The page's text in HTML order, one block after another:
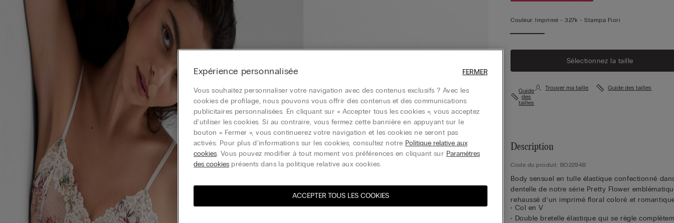
Couleur: Imprimé -327k - Stampa Fiori
Sélectionnez la taille
Guide
des
tailles
Trouver ma taille Guide des tailles
Description
Code du produit: BO2294B
Body sensuel en tulle élastique confectionné
dentelle de notre série Pretty Flower
rehaussé d’un imprimé floral coloré et
• Col en V
• Double bretelle élastique qui se règle
Expérience personnalisée
Vous souhaitez personnaliser votre navigation avec des contenus exclusifs ? Avec les
cookies de profilage, nous pouvons vous offrir des contenus et des communications
publicitaires personnalisées. En cliquant sur « Accepter tous les cookies », vous acceptez
d'utiliser les cookies. Si au contraire, vous fermez cette bannière en appuyant sur le
bouton « Fermer », vous continuerez votre navigation et les cookies ne seront pas
activés. Pour plus d'informations sur les cookies, consultez notre Politique relative aux
cookies. Vous pouvez modifier à tout moment vos préférences en cliquant sur Paramètres
des cookies présents dans la politique relative aux cookies.
ACCEPTER TOUS LES COOKIES
FERMER